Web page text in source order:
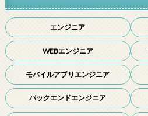
エンジニア
WEBエンジニア
モバイルアプリエンジニア
バックエンドエンジニア